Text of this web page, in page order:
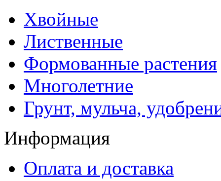
Хвойные
Лиственные
Формованные растения
Многолетние
Грунт, мульча,
Информация
Оплата и доставка